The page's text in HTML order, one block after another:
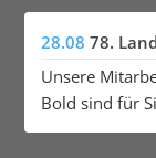
28.08 78.
Unsere
Bold sind für